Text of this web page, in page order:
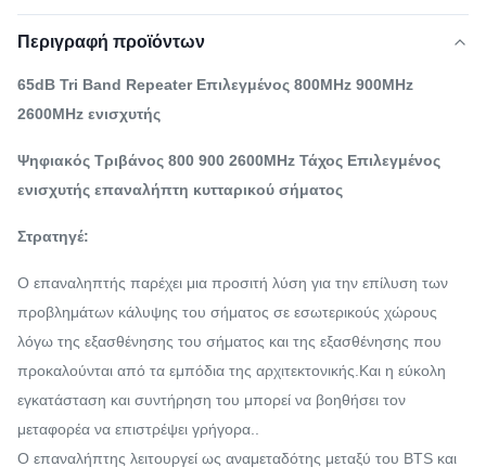
Περιγραφή προϊόντων
65dB Tri Band Repeater Επιλεγμένος 800MHz 900MHz
2600MHz ενισχυτής
Ψηφιακός Τριβάνος 800 900 2600MHz Τάχος Επιλεγμένος
ενισχυτής επαναλήπτη κυτταρικού σήματος
Στρατηγέ:
Ο επαναληπτής παρέχει μια προσιτή λύση για την επίλυση των
προβλημάτων κάλυψης του σήματος σε εσωτερικούς χώρους
λόγω της εξασθένησης του σήματος και της εξασθένησης που
προκαλούνται από τα εμπόδια της αρχιτεκτονικής.Και η εύκολη
εγκατάσταση και συντήρηση του μπορεί να βοηθήσει τον
μεταφορέα να επιστρέψει γρήγορα..
Ο επαναλήπτης λειτουργεί ως αναμεταδότης μεταξύ του BTS και